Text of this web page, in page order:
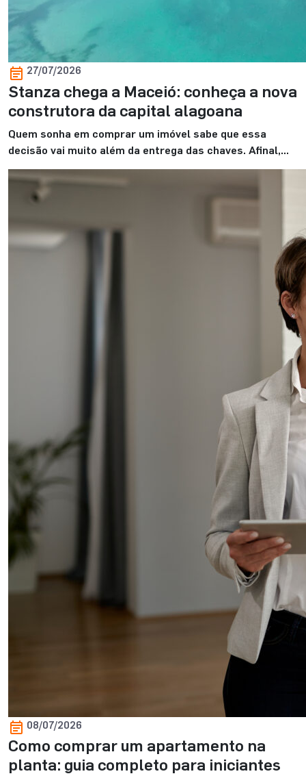
27/07/2026
Stanza chega a Maceió: conheça a nova
construtora da capital alagoana
Quem sonha em comprar um imóvel sabe que essa
decisão vai muito além da entrega das chaves. Afinal,
ela marca o começo de uma nova fase. E, para viver
esse momento com mais tranquilidade, contar com uma
construtora de confiança faz toda a diferença. É
inicia sua […]
08/07/2026
Como comprar um apartamento na
planta: guia completo para iniciantes